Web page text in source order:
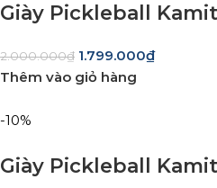
Giày Pickleball
2.000.000₫ 1.799.000₫
Thêm vào giỏ hàng
-10%
Giày Pickleball